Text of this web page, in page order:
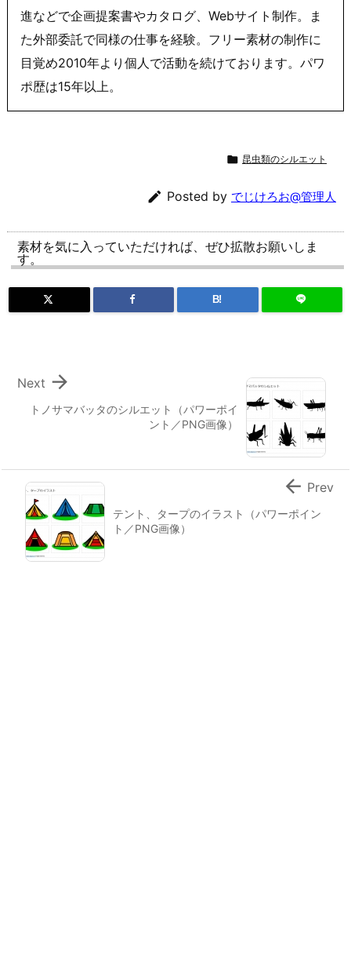
進などで企画提案書やカタログ、Webサイト制作。ま
た外部委託で同様の仕事を経験。フリー素材の制作に
目覚め2010年より個人で活動を続けております。パワ
ポ歴は15年以上。
 昆虫類のシルエット
 Posted by でじけろお@管理人
素材を気に入っていただければ、ぜひ拡散お願いしま
す。
B!
トノサマバッタのシルエット（パワーポイ
ント／PNG画像）

Next
テント、タープのイラスト（パワーポイン
ト／PNG画像）
 Prev